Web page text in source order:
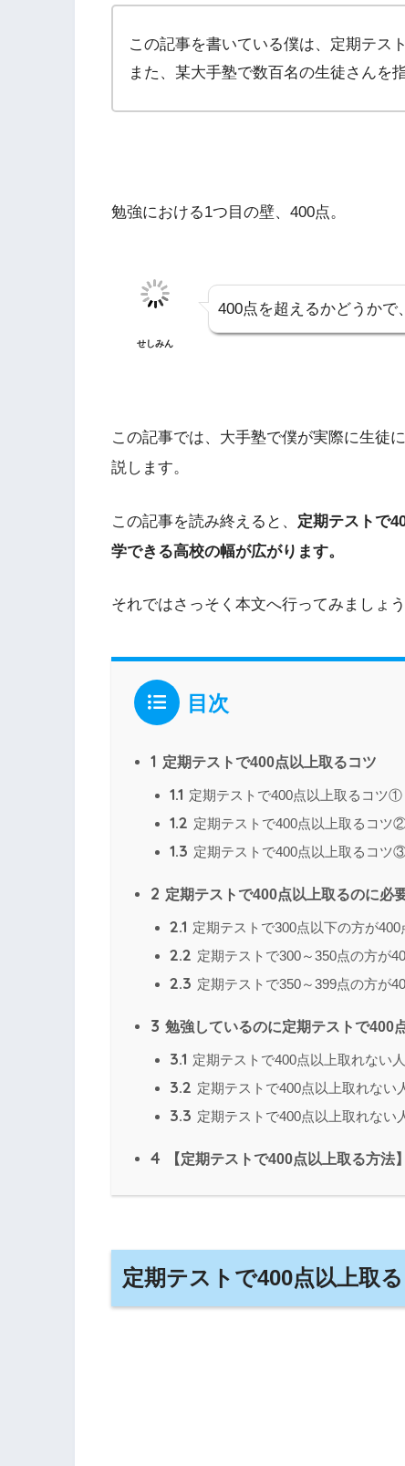
この記事を書いている僕は、定期テス
また、某大手塾で数百名の生徒さんを
勉強における1つ目の壁、400点。
せしみん
400点を超えるかどうかで
この記事では、大手塾で僕が実際に生徒
説します。
この記事を読み終えると、 定期テストで
学できる高校の幅が広がります。
それではさっそく本文へ行ってみましょう
目次
1 定期テストで400点以上取るコツ
1.1 定期テストで400点以上取るコツ①
1.2 定期テストで400点以上取るコツ
1.3 定期テストで400点以上取るコツ
2 定期テストで400点以上取るのに必
2.1 定期テストで300点以下の方が
2.2 定期テストで300～350点の方が
2.3 定期テストで350～399点の方が
3 勉強しているのに定期テストで400
3.1 定期テストで400点以上取れない
3.2 定期テストで400点以上取れな
3.3 定期テストで400点以上取れな
4 【定期テストで400点以上取る方法
定期テストで400点以上取